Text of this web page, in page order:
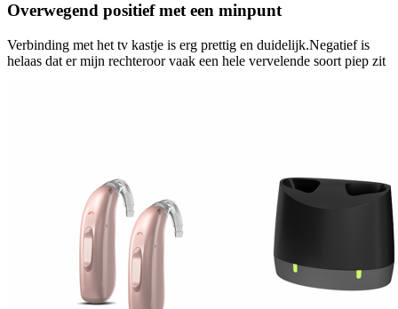
Overwegend positief met een minpunt
Verbinding met het tv kastje is erg prettig en duidelijk.Negatief is
helaas dat er mijn rechteroor vaak een hele vervelende soort piep zit